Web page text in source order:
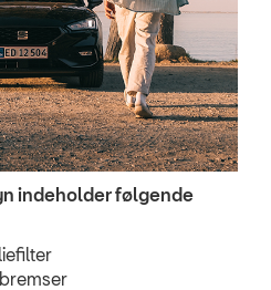
indeholder følgende